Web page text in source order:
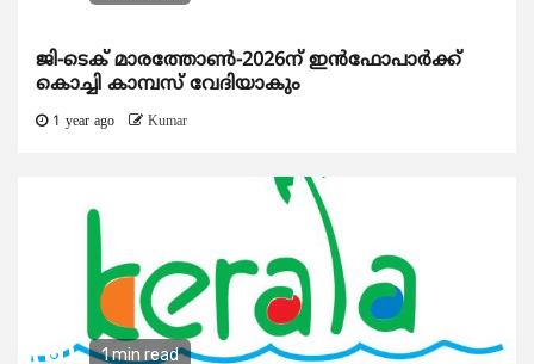
ജി-ടെക് മാരത്തോണ്‍-2026ന് ഇന്‍ഫോപാര്‍ക്ക്
കൊച്ചി കാമ്പസ് വേദിയാകും
1 year ago Kumar
1 min read